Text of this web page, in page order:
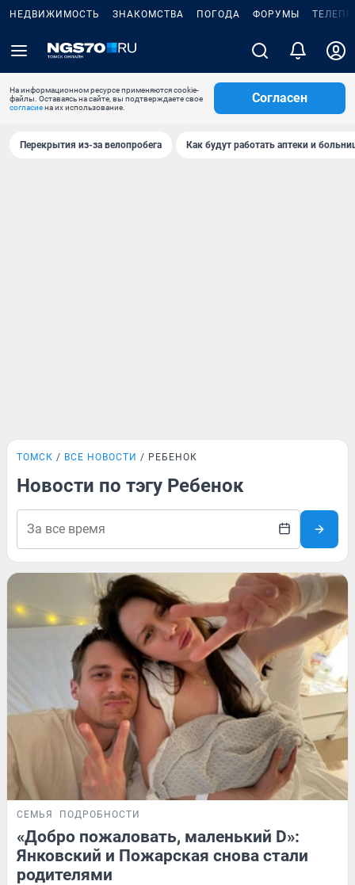
НЕДВИЖИМОСТЬ ЗНАКОМСТВА ПОГОДА ФОРУМЫ
На информационном ресурсе применяются cookie-
файлы. Оставаясь на сайте, вы подтверждаете свое
согласиена их использование.
Согласен
Перекрытия из-за велопробега Как будут работать аптеки и
ТОМСК ВСЕ НОВОСТИ РЕБЕНОК
Новости по тэгу Ребенок
СЕМЬЯ ПОДРОБНОСТИ
«Добро пожаловать, маленький D»:
Янковский и Пожарская снова стали
родителями